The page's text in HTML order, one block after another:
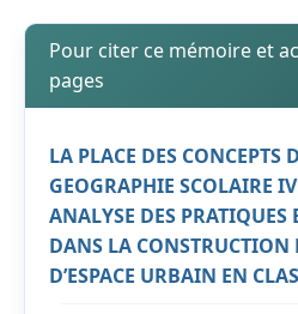
Pour citer ce mémoire et
pages
LA PLACE DES CONCEPTS
GEOGRAPHIE SCOLAIRE
ANALYSE DES PRATIQUES
DANS LA CONSTRUCTION
D’ESPACE URBAIN EN